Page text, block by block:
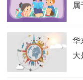
属
华
大